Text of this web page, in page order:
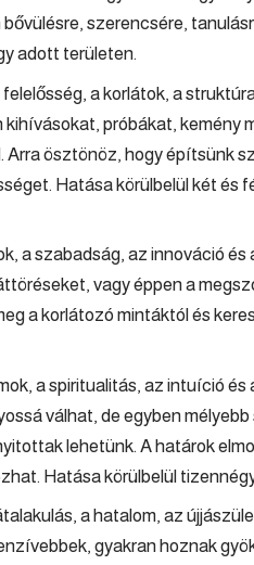
szerencsére,
adott területen.
a korlátok, a
próbákat, kemény
ösztönöz, hogy építsünk
Hatása körülbelül két és
a szabadság, az innováció és
vagy éppen a
a korlátozó mintáktól és
a spiritualitás, az intuíció
válhat, de egyben
lehetünk. A határok
Hatása körülbelül
a hatalom, az
gyakran hoznak